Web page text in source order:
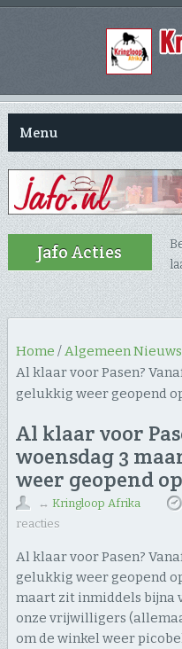
Menu
Jafo Acties
Home /Algemeen Nieuws
Al klaar voor Pasen?
gelukkig weer geopend
Al klaar voor
woensdag 3
weer geopend
↔ Kringloop Afrika
reacties
Al klaar voor Pasen?
gelukkig weer geopend
maart zit inmiddels bijna
onze vrijwilligers
om de winkel weer